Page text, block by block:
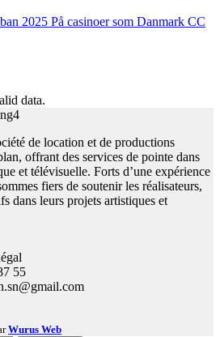
2025 På casinoer som Danmark CC
data.
de location et de productions
offrant des services de pointe dans
et télévisuelle. Forts d’une expérience
fiers de soutenir les réalisateurs,
dans leurs projets artistiques et
55
Wurus Web